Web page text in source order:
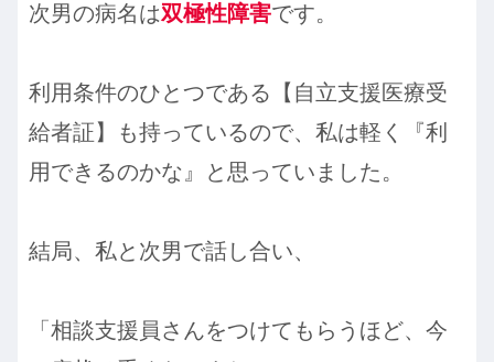
次男の病名は双極性障害です。
利用条件のひとつである【自立支援医療受
給者証】も持っているので、私は軽く『利
用できるのかな』と思っていました。
結局、私と次男で話し合い、
「相談支援員さんをつけてもらうほど、今